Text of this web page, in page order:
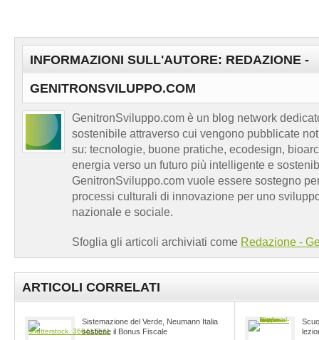
INFORMAZIONI SULL'AUTORE: REDAZIONE -
GENITRONSVILUPPO.COM
GenitronSviluppo.com è un blog network
sostenibile attraverso cui vengono pubblicate
su: tecnologie, buone pratiche, ecodesign,
energia verso un futuro più intelligente e
GenitronSviluppo.com vuole essere sostegno
processi culturali di innovazione per uno
nazionale e sociale.
Sfoglia gli articoli archiviati come Redazione -
ARTICOLI CORRELATI
Sistemazione del Verde, Neumann Italia
sostiene il Bonus Fiscale